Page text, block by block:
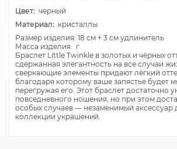
Цвет: черный
Материал: кристаллы
Размер изделия: 18 см + 3 см удлинитель
Масса изделия: г
Браслет Little Twinkle в золотых и чёрных
сдержанная элегантность на все случаи
сверкающие элементы придают лёгкий
благодаря которому ваше запястье будет
перегружая его. Этот браслет достаточно
повседневного ношения, но при этом
особых случаев — незаменимый аксессуар
коллекции украшений.